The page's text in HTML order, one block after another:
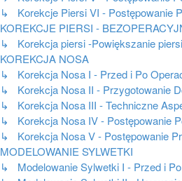
↳ Korekcje Piersi VI - Postępowanie
KOREKCJE PIERSI -
↳ Korekcja piersi -Powiększanie
KOREKCJA NOSA
↳ Korekcja Nosa I - Przed i Po
↳ Korekcja Nosa II - Przygotowanie
↳ Korekcja Nosa III - Techniczne
↳ Korekcja Nosa IV - Postępowanie
↳ Korekcja Nosa V - Postępowanie
MODELOWANIE SYLWETKI
↳ Modelowanie Sylwetki I - Przed i